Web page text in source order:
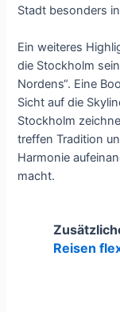
Stadt besonders
Ein weiteres
die Stockholm
Nordens“. Eine
Sicht auf die
Stockholm
treffen Tradition
Harmonie
macht.
Reisen